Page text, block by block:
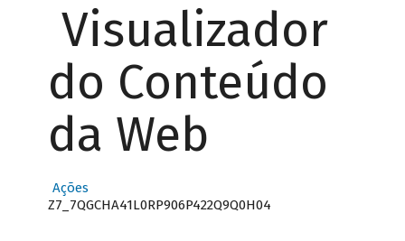
Visualizador
do Conteúdo
da Web
Ações
Z7_7QGCHA41L0RP906P422Q9Q0H04